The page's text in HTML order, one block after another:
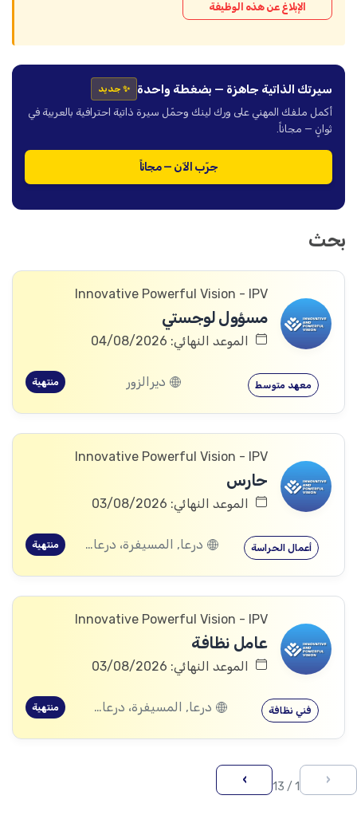
الإبلاغ عن هذه الوظيفة
سيرتك الذاتية جاهزة — بضغطة واحدة ✨ جديد
أكمل ملفك المهني على ورك لينك وحمّل سيرة ذاتية احترافية بالعربية في
ثوانٍ — مجاناً.
جرّب الآن — مجاناً
بحث
Innovative Powerful Vision - IPV
مسؤول لوجستي
الموعد النهائي: 04/08/2026
معهد متوسط ديرالزور منتهية
Innovative Powerful Vision - IPV
حارس
الموعد النهائي: 03/08/2026
أعمال الحراسة درعا, المسيفرة، درعا, الجيزة، درعا, بصر الحرير، درعا منتهية
Innovative Powerful Vision - IPV
عامل نظافة
الموعد النهائي: 03/08/2026
فني نظافة درعا, المسيفرة، درعا, الجيزة، درعا, بصر الحرير، درعا منتهية
‹
1 / 13
›